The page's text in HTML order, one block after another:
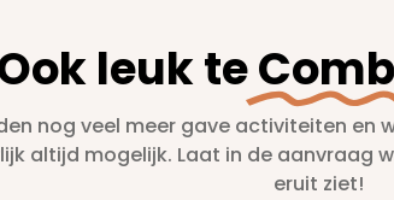
leuk te
nog veel meer gave activiteiten en
altijd mogelijk. Laat in de aanvraag
eruit ziet!